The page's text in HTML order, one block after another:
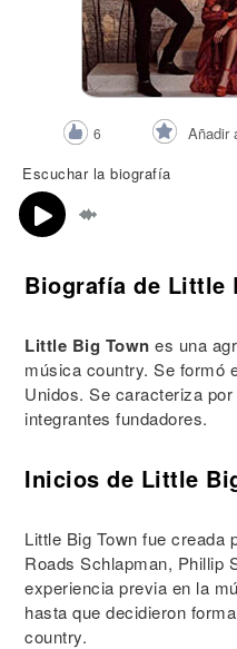
6 Añadir
Escuchar la biografía
Biografía de Little
Little Big Town es una
música country. Se formó
Unidos. Se caracteriza
integrantes fundadores.
Inicios de Little
Little Big Town fue creada
Roads Schlapman, Phillip
experiencia previa en la
hasta que decidieron
country.